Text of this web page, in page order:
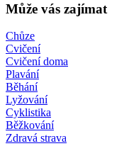
Může vás zajímat
Chůze
Cvičení
Cvičení doma
Plavání
Běhání
Lyžování
Cyklistika
Běžkování
Zdravá strava